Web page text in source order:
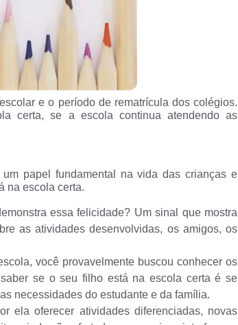
e o período de rematrícula dos colégios.
certa, se a escola continua atendendo as
papel fundamental na vida das crianças e
na escola certa.
essa felicidade? Um sinal que mostra
as atividades desenvolvidas, os amigos, os
você provavelmente buscou conhecer os
se o seu filho está na escola certa é se
necessidades do estudante e da família.
ela oferecer atividades diferenciadas, novas